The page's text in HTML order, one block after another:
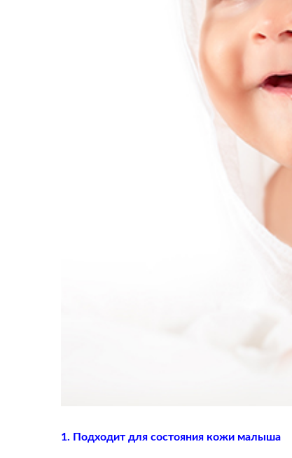
1. Подходит для состояния кожи малыша
Капсулы С Маслом Для